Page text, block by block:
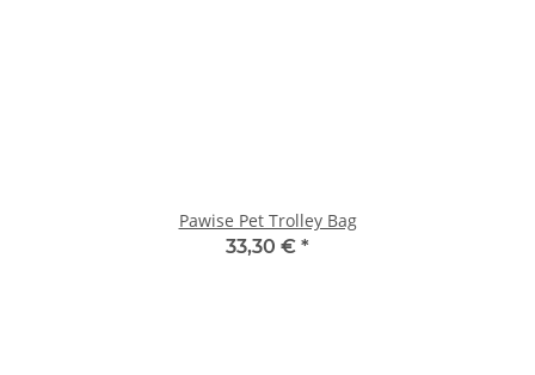
Pawise Pet Trolley Bag
33,30 € *